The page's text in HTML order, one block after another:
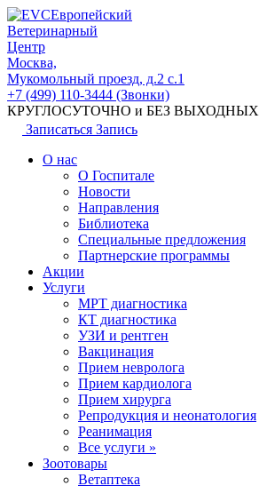
Европейский
Ветеринарный
Центр
Москва,
Мукомольный проезд, д.2 с.1
+7 (499) 110-3444 (Звонки)
КРУГЛОСУТОЧНО и БЕЗ ВЫХОДНЫХ
Записаться Запись
О нас
О Госпитале
Новости
Направления
Библиотека
Специальные предложения
Партнерские программы
Акции
Услуги
МРТ диагностика
КТ диагностика
УЗИ и рентген
Вакцинация
Прием невролога
Прием кардиолога
Прием хирурга
Репродукция и неонатология
Реанимация
Все услуги »
Зоотовары
Ветаптека